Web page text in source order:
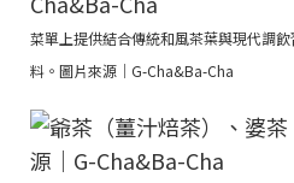
菜單上提供結合傳統和風茶葉與現代調
料。圖片來源｜G-Cha&Ba-Cha